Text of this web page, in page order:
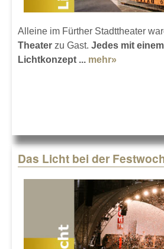
Alleine im Fürther Stadttheater
Theater zu Gast. Jedes mit
Lichtkonzept ... mehr»
Das Licht bei der